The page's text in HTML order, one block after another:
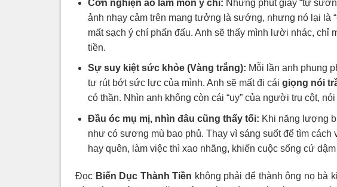
Cơn nghiện ảo làm mòn ý chí: Những phút giây “tự
ảnh nhạy cảm trên mạng tưởng là sướng, nhưng nó lại là
mất sạch ý chí phấn đấu. Anh sẽ thấy mình lười nhác, chỉ
tiền.
Sự suy kiệt sức khỏe (Vàng trắng): Mỗi lần anh phung
tự rút bớt sức lực của mình. Anh sẽ mất đi cái giọng nói
có thần. Nhìn anh không còn cái “uy” của người trụ cột,
Đầu óc mụ mị, nhìn đâu cũng thấy tối: Khi năng lượng
như có sương mù bao phủ. Thay vì sáng suốt để tìm
hay quên, làm việc thì xao nhãng, khiến cuộc sống cứ
Đọc Biến Dục Thành Tiền không phải để thành ông nọ bà